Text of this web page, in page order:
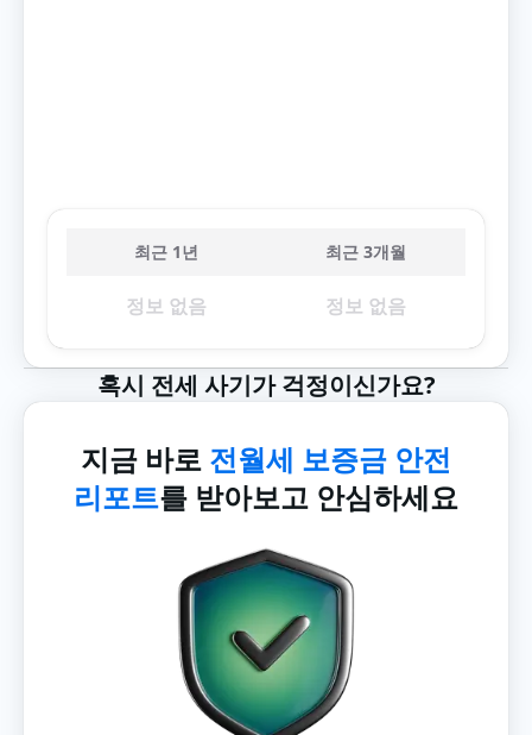
최근 1년 최근 3개월
정보 없음 정보 없음
혹시 전세 사기가 걱정이신가요?
지금 바로 전월세 보증금 안전
리포트를 받아보고 안심하세요